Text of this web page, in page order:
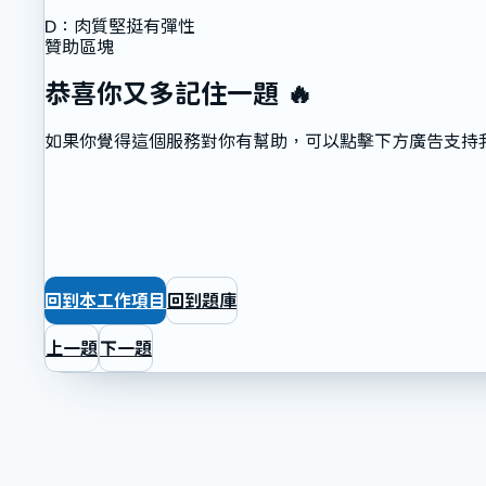
D ： 肉質堅挺有彈性
贊助區塊
恭喜你又多記住一題 🔥
如果你覺得這個服務對你有幫助，可以點擊下方廣告支持
回到本工作項目 回到題庫
上一題下一題